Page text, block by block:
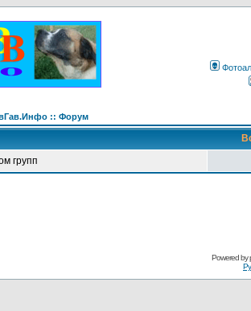
:: Форум
групп
Powered by